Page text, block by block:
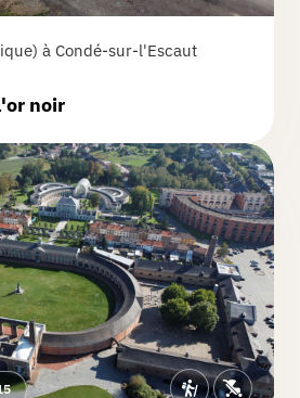
a été mis à jour et
suite aux retours pour
secteurs.
que la nouvelle version
davantage 😊
à Condé-sur-l'Escaut
noir